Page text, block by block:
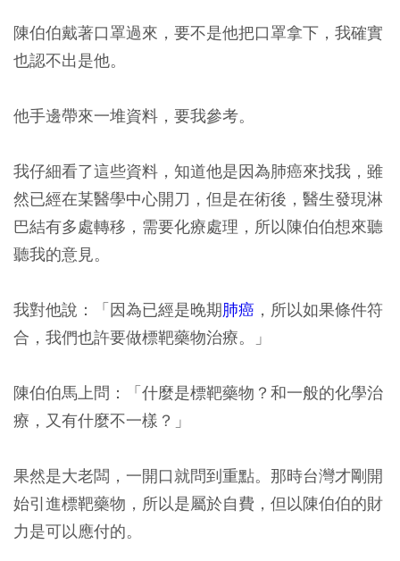
陳伯伯戴著口罩過來，要不是他把口罩拿下，我確實
也認不出是他。
他手邊帶來一堆資料，要我參考。
我仔細看了這些資料，知道他是因為肺癌來找我，雖
然已經在某醫學中心開刀，但是在術後，醫生發現淋
巴結有多處轉移，需要化療處理，所以陳伯伯想來聽
聽我的意見。
我對他說：「因為已經是晚期肺癌 ，所以如果條件符
合，我們也許要做標靶藥物治療。」
陳伯伯馬上問：「什麼是標靶藥物？和一般的化學治
療，又有什麼不一樣？」
果然是大老闆，一開口就問到重點。那時台灣才剛開
始引進標靶藥物，所以是屬於自費，但以陳伯伯的財
力是可以應付的。